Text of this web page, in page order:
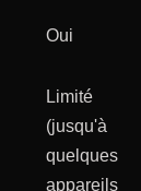
Oui
Limité
(jusqu'à
quelques
appareils